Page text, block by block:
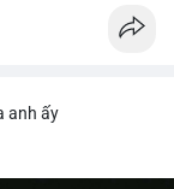
anh ấy